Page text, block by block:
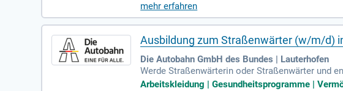
ibilität bietet. Bewirb dich jetzt und werde Teil
mehr erfahren
Ausbildung zum Straßenwärter (w/m/d)
Die Autobahn GmbH des Bundes | Lauterhofen
Werde Straßenwärterin oder Straßenwärter und
nken und Brücken, und kümmerst dich um die
Arbeitskleidung | Gesundheitsprogramme |